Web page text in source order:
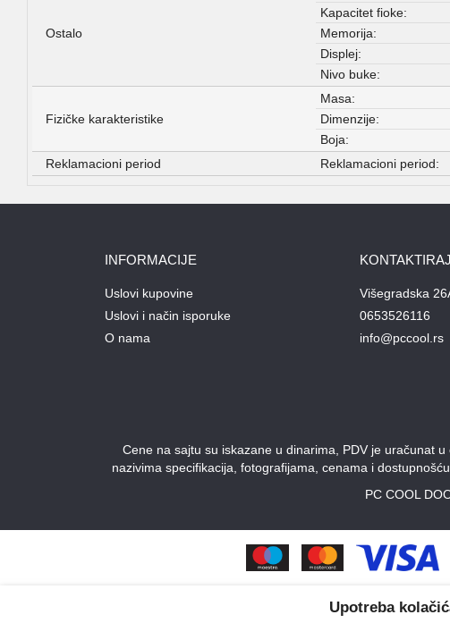
Ostalo
Kapacitet fioke:
Memorija:
Displej:
Nivo buke:
Fizičke karakteristike
Masa:
Dimenzije:
Boja:
Reklamacioni period
Reklamacioni period:
INFORMACIJE
Uslovi kupovine
Uslovi i način isporuke
O nama
Višegradska
0653526116
info@pccool.rs
Cene na sajtu su iskazane u dinarima, PDV je uračunat
nazivima specifikacija, fotografijama, cenama i
PC COOL
Upotreba